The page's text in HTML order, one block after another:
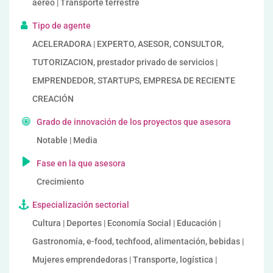
aéreo | Transporte terrestre
Tipo de agente
ACELERADORA | EXPERTO, ASESOR, CONSULTOR,
TUTORIZACION, prestador privado de servicios |
EMPRENDEDOR, STARTUPS, EMPRESA DE RECIENTE
CREACIÓN
Grado de innovación de los proyectos que asesora
Notable | Media
Fase en la que asesora
Crecimiento
Especialización sectorial
Cultura | Deportes | Economía Social | Educación |
Gastronomía, e-food, techfood, alimentación, bebidas |
Mujeres emprendedoras | Transporte, logística |